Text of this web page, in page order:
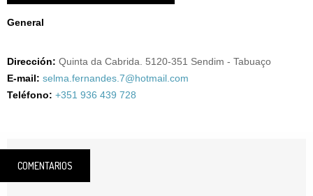
General
Dirección: Quinta da Cabrida. 5120-351 Sendim - Tabuaço
E-mail: selma.fernandes.7@hotmail.com
Teléfono: +351 936 439 728
COMENTARIOS